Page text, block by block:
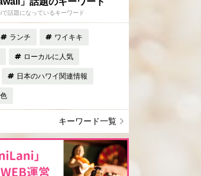
話題になっているキーワード
ランチ ワイキキ
ローカルに人気
日本のハワイ関連情報
キーワード一覧